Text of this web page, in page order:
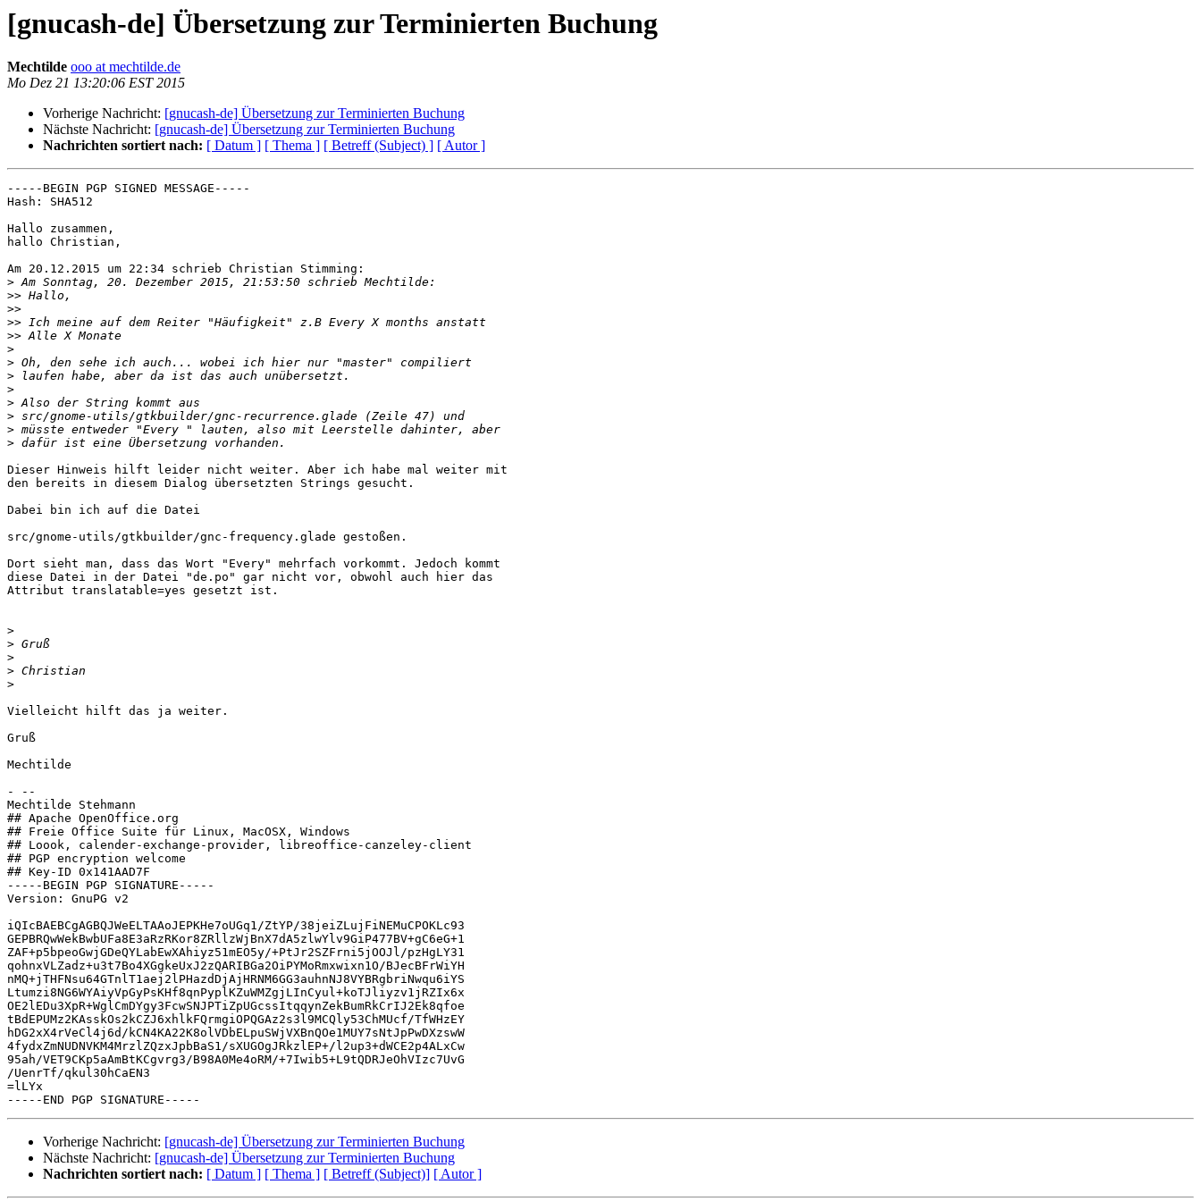
[gnucash-de] Übersetzung zur Terminierten Buchung
Mechtilde ooo at mechtilde.de
Mo Dez 21 13:20:06 EST 2015
Vorherige Nachricht: [gnucash-de] Übersetzung zur Terminierten Buchung
Nächste Nachricht: [gnucash-de] Übersetzung zur Terminierten Buchung
Nachrichten sortiert nach: [ Datum ] [ Thema ] [ Betreff (Subject) ] [ Autor ]
-----BEGIN PGP SIGNED MESSAGE-----
Hash: SHA512
Hallo zusammen,
hallo Christian,
Am 20.12.2015 um 22:34 schrieb Christian Stimming:
>
>>
>>
>>
>>
>
>
>
>
>
>
>
>
Dieser Hinweis hilft leider nicht weiter. Aber ich habe mal weiter mit
den bereits in diesem Dialog übersetzten Strings gesucht.
Dabei bin ich auf die Datei
src/gnome-utils/gtkbuilder/gnc-frequency.glade gestoßen.
Dort sieht man, dass das Wort "Every" mehrfach vorkommt. Jedoch kommt
diese Datei in der Datei "de.po" gar nicht vor, obwohl auch hier das
Attribut translatable=yes gesetzt ist.
>
>
>
>
>
Vielleicht hilft das ja weiter.
Gruß
Mechtilde
- --
Mechtilde Stehmann
## Apache OpenOffice.org
## Freie Office Suite für Linux, MacOSX, Windows
## Loook, calender-exchange-provider, libreoffice-canzeley-client
## PGP encryption welcome
## Key-ID 0x141AAD7F
-----BEGIN PGP SIGNATURE-----
Version: GnuPG v2
iQIcBAEBCgAGBQJWeELTAAoJEPKHe7oUGq1/ZtYP/38jeiZLujFiNEMuCPOKLc93
GEPBRQwWekBwbUFa8E3aRzRKor8ZRllzWjBnX7dA5zlwYlv9GiP477BV+gC6eG+1
ZAF+p5bpeoGwjGDeQYLabEwXAhiyz51mEO5y/+PtJr2SZFrni5jOOJl/pzHgLY31
qohnxVLZadz+u3t7Bo4XGgkeUxJ2zQARIBGa2OiPYMoRmxwixn1O/BJecBFrWiYH
nMQ+jTHFNsu64GTnlT1aej2lPHazdDjAjHRNM6GG3auhnNJ8VYBRgbriNwqu6iYS
Ltumzi8NG6WYAiyVpGyPsKHf8qnPyplKZuWMZgjLInCyul+koTJliyzv1jRZIx6x
OE2lEDu3XpR+WglCmDYgy3FcwSNJPTiZpUGcssItqqynZekBumRkCrIJ2Ek8qfoe
tBdEPUMz2KAsskOs2kCZJ6xhlkFQrmgiOPQGAz2s3l9MCQly53ChMUcf/TfWHzEY
hDG2xX4rVeCl4j6d/kCN4KA22K8olVDbELpuSWjVXBnQOe1MUY7sNtJpPwDXzswW
4fydxZmNUDNVKM4MrzlZQzxJpbBaS1/sXUGOgJRkzlEP+/l2up3+dWCE2p4ALxCw
95ah/VET9CKp5aAmBtKCgvrg3/B98A0Me4oRM/+7Iwib5+L9tQDRJeOhVIzc7UvG
/UenrTf/qkul30hCaEN3
=lLYx
Vorherige Nachricht: [gnucash-de] Übersetzung zur Terminierten Buchung
Nächste Nachricht: [gnucash-de] Übersetzung zur Terminierten Buchung
Nachrichten sortiert nach: [ Datum ] [ Thema ] [ Betreff (Subject)] [ Autor ]